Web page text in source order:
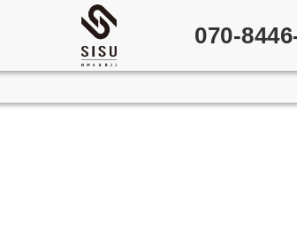
070-
Copyright © 2021 SISU 箕面
ブラジリアン柔術／キックボクシング／総合格闘技.